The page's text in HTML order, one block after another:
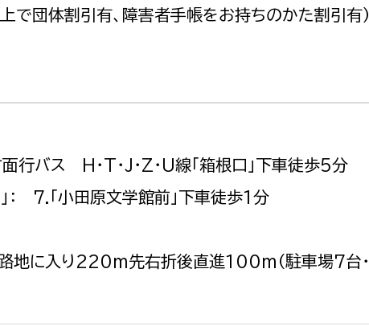
団体割引有、障害者手帳をお持ちのかた割引有）
行バス H・T・J・Z・U線「箱根口」下車徒歩5分
： 7.「小田原文学館前」下車徒歩1分
路地に入り220m先右折後直進100m（駐車場7台・